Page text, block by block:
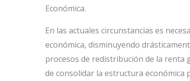
Económica.
En las actuales circunstancias es
económica, disminuyendo
procesos de redistribución de la renta
de consolidar la estructura